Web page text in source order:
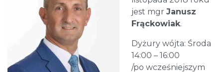
jest mgr Janusz
Frąckowiak.
Dyżury wójta: Środa
14:00 – 16:00
/po wcześniejszym